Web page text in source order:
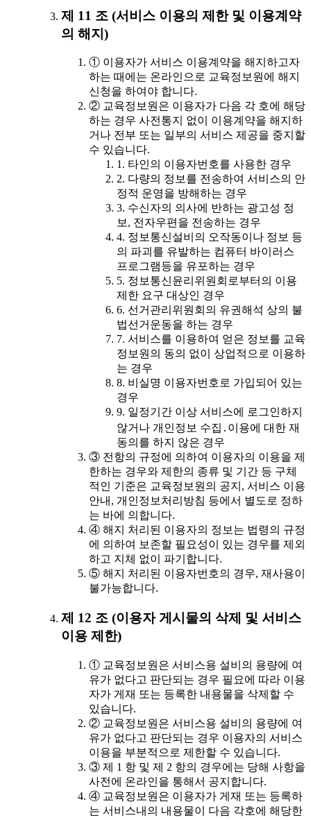
제 11 조 (서비스 이용의 제한 및 이용계약
의 해지)
① 이용자가 서비스 이용계약을 해지하고자
하는 때에는 온라인으로 교육정보원에 해지
신청을 하여야 합니다.
② 교육정보원은 이용자가 다음 각 호에 해당
하는 경우 사전통지 없이 이용계약을 해지하
거나 전부 또는 일부의 서비스 제공을 중지할
수 있습니다.
1. 타인의 이용자번호를 사용한 경우
2. 다량의 정보를 전송하여 서비스의 안
정적 운영을 방해하는 경우
3. 수신자의 의사에 반하는 광고성 정
보, 전자우편을 전송하는 경우
4. 정보통신설비의 오작동이나 정보 등
의 파괴를 유발하는 컴퓨터 바이러스
프로그램등을 유포하는 경우
5. 정보통신윤리위원회로부터의 이용
제한 요구 대상인 경우
6. 선거관리위원회의 유권해석 상의 불
법선거운동을 하는 경우
7. 서비스를 이용하여 얻은 정보를 교육
정보원의 동의 없이 상업적으로 이용하
는 경우
8. 비실명 이용자번호로 가입되어 있는
경우
9. 일정기간 이상 서비스에 로그인하지
않거나 개인정보 수집․이용에 대한 재
동의를 하지 않은 경우
③ 전항의 규정에 의하여 이용자의 이용을 제
한하는 경우와 제한의 종류 및 기간 등 구체
적인 기준은 교육정보원의 공지, 서비스 이용
안내, 개인정보처리방침 등에서 별도로 정하
는 바에 의합니다.
④ 해지 처리된 이용자의 정보는 법령의 규정
에 의하여 보존할 필요성이 있는 경우를 제외
하고 지체 없이 파기합니다.
⑤ 해지 처리된 이용자번호의 경우, 재사용이
불가능합니다.
제 12 조 (이용자 게시물의 삭제 및 서비스
이용 제한)
① 교육정보원은 서비스용 설비의 용량에 여
유가 없다고 판단되는 경우 필요에 따라 이용
자가 게재 또는 등록한 내용물을 삭제할 수
있습니다.
② 교육정보원은 서비스용 설비의 용량에 여
유가 없다고 판단되는 경우 이용자의 서비스
이용을 부분적으로 제한할 수 있습니다.
③ 제 1 항 및 제 2 항의 경우에는 당해 사항을
사전에 온라인을 통해서 공지합니다.
④ 교육정보원은 이용자가 게재 또는 등록하
는 서비스내의 내용물이 다음 각호에 해당한